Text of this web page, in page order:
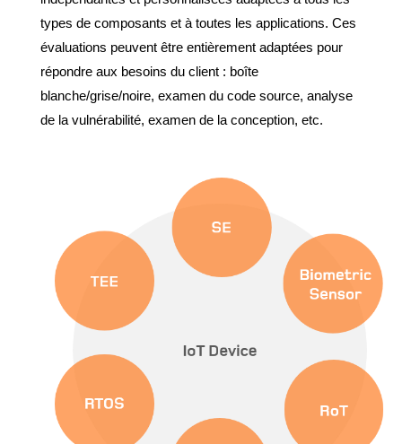
types de composants et à toutes les applications. Ces
évaluations peuvent être entièrement adaptées pour
répondre aux besoins du client : boîte
blanche/grise/noire, examen du code source, analyse
de la vulnérabilité, examen de la conception, etc.